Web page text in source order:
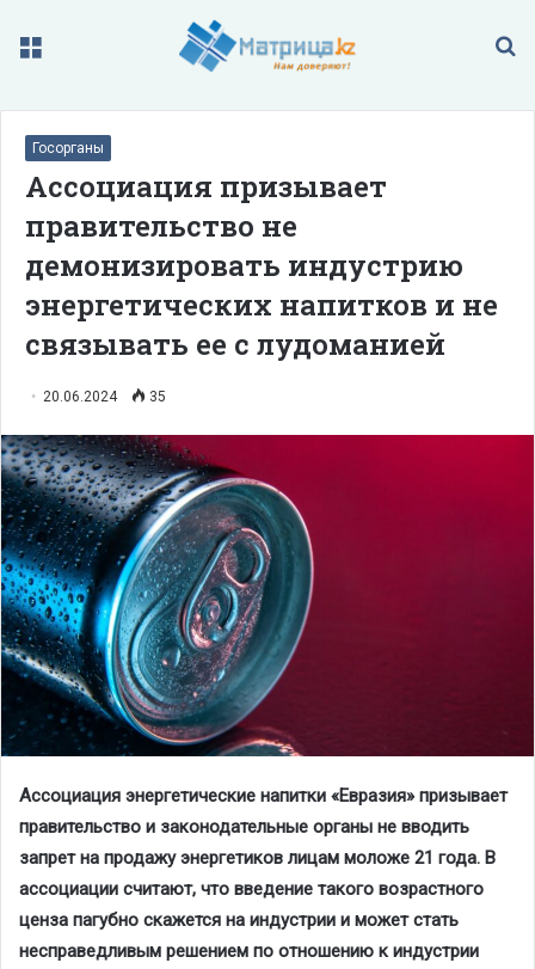
Меню
Госорганы
Ассоциация призывает
правительство не
демонизировать индустрию
энергетических напитков и не
связывать ее с лудоманией
20.06.2024 35
Ассоциация энергетические напитки «Евразия» призывает
правительство и законодательные органы не вводить
запрет на продажу энергетиков лицам моложе 21 года. В
ассоциации считают, что введение такого возрастного
ценза пагубно скажется на индустрии и может стать
несправедливым решением по отношению к индустрии